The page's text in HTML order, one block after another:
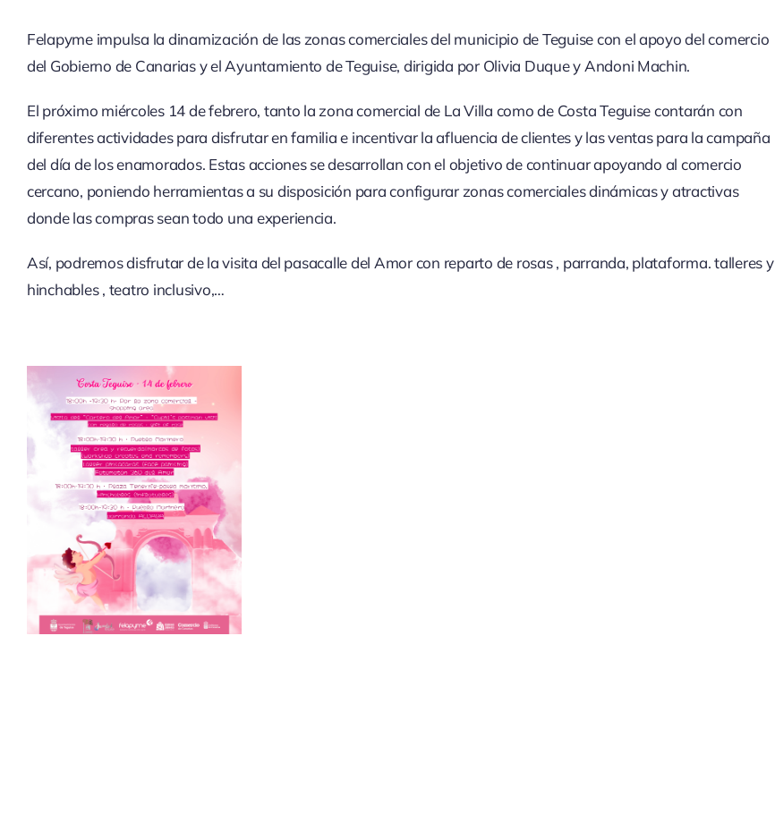
Felapyme impulsa la dinamización de las zonas comerciales del municipio de Teguise con el apoyo del comercio
del Gobierno de Canarias y el Ayuntamiento de Teguise, dirigida por Olivia Duque y Andoni Machin.
El próximo miércoles 14 de febrero, tanto la zona comercial de La Villa como de Costa Teguise contarán con
diferentes actividades para disfrutar en familia e incentivar la afluencia de clientes y las ventas para la campaña
del día de los enamorados. Estas acciones se desarrollan con el objetivo de continuar apoyando al comercio
cercano, poniendo herramientas a su disposición para configurar zonas comerciales dinámicas y atractivas
donde las compras sean todo una experiencia.
Así, podremos disfrutar de la visita del pasacalle del Amor con reparto de rosas , parranda, plataforma. talleres y
hinchables , teatro inclusivo,…